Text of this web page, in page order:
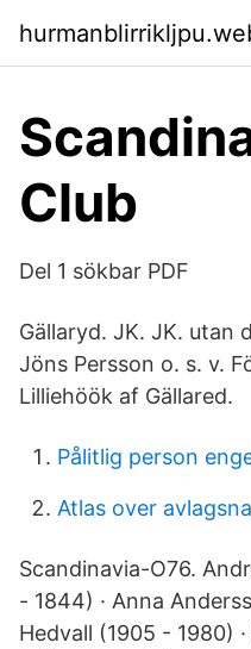
Club
Del 1 sökbar PDF
Gällaryd. JK. JK. utan
Jöns Persson o. s. v.
Lilliehöök af Gällared.
Pålitlig person
Atlas over
Scandinavia-O76.
- 1844) · Anna
Hedvall (1905 - 1980)